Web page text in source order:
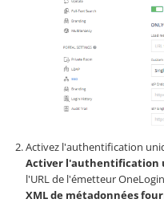
Activez l'authentification
Activer l'authentification
l'URL de l'émetteur
XML de métadonnées